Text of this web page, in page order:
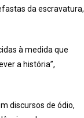
da escravatura,
à medida que
a história”,
discursos de ódio,